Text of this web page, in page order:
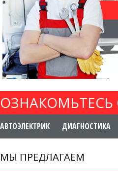
АВТОЭЛЕКТРИК ДИАГНОСТИКА
МЫ ПРЕДЛАГАЕМ